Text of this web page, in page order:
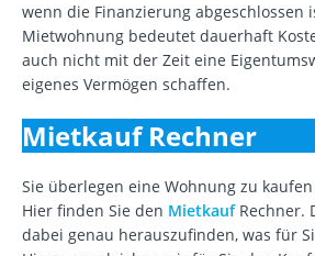
wenn die Finanzierung abgeschlossen
Mietwohnung bedeutet dauerhaft
auch nicht mit der Zeit eine
eigenes Vermögen schaffen.
Mietkauf Rechner
Sie überlegen eine Wohnung zu
Hier finden Sie den MietkaufRechner.
dabei genau herauszufinden, was für